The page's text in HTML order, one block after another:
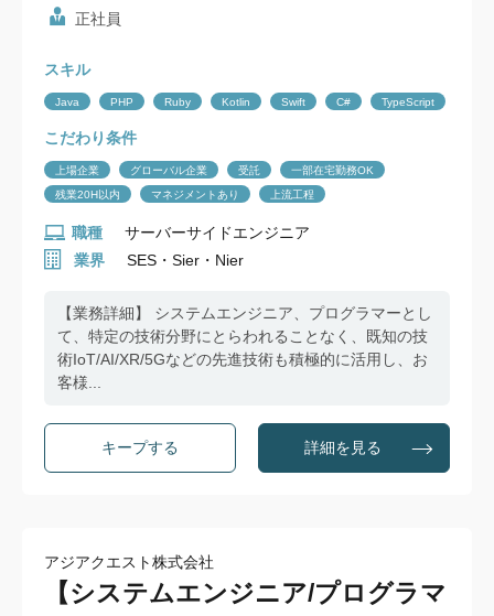
正社員
スキル
Java PHP Ruby Kotlin Swift C# TypeScript
こだわり条件
上場企業 グローバル企業 受託
一部在宅勤務OK
残業20H以内
マネジメントあり 上流工程
職種
サーバーサイドエンジニア
業界
SES・Sier・Nier
【業務詳細】 システムエンジニア、プログラマーとし
て、特定の技術分野にとらわれることなく、既知の技
術IoT/AI/XR/5Gなどの先進技術も積極的に活用し、お
客様...
詳細を見る
アジアクエスト株式会社
【システムエンジニア/プログラマ